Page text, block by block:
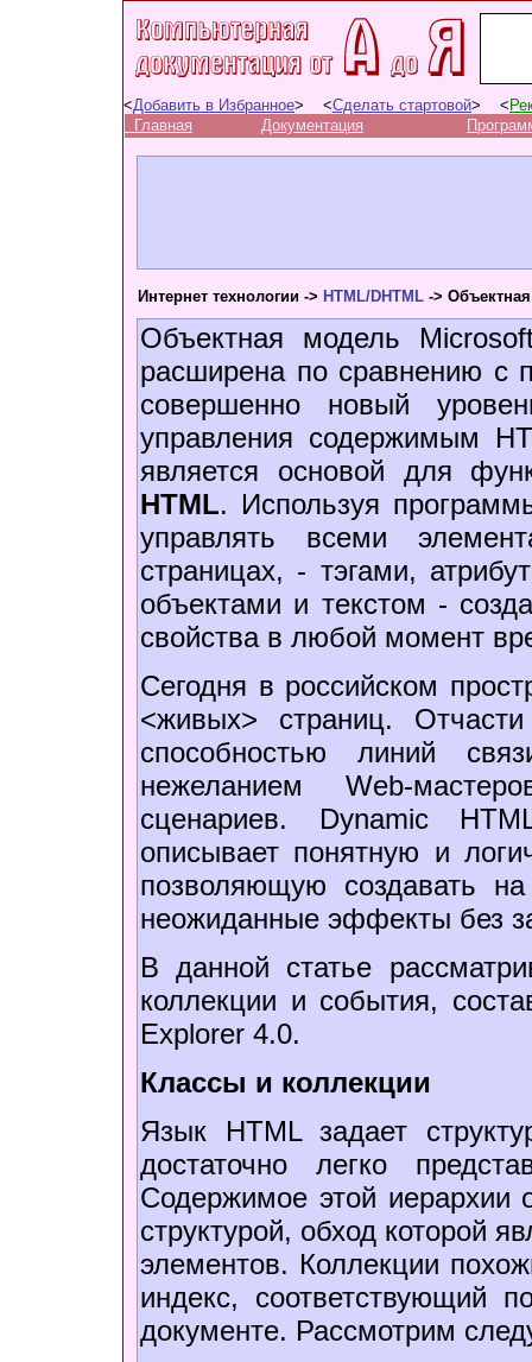
<Добавить в Избранное> <Сделать стартовой> <
Главная
Документация
Интернет технологии -> HTML/DHTML ->
Объектная модель
расширена по сравнению с
совершенно новый
управления содержимым
является основой для
HTML. Используя
управлять всеми
страницах, - тэгами,
объектами и текстом -
свойства в любой момент
Сегодня в российском
<живых> страниц.
способностью линий
нежеланием Web-
сценариев. Dynamic
описывает понятную и
позволяющую создавать
неожиданные эффекты без
В данной статье
коллекции и события,
Explorer 4.0.
Классы и коллекции
Язык HTML задает
достаточно легко
Содержимое этой иерархии
структурой, обход которой
элементов. Коллекции
индекс, соответствующий
документе. Рассмотрим